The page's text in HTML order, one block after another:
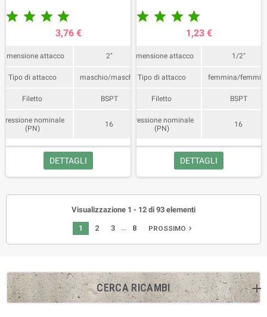
   
3,76 €
Dimensione attacco 2"
Tipo di attacco maschio/maschio
Filetto BSPT
Pressione nominale
(PN)
16
DETTAGLI
   
1,23 €
Dimensione attacco 1/2"
Tipo di attacco femmina/
Filetto BSPT
Pressione nominale
(PN)
16
DETTAGLI
Visualizzazione 1 - 12 di 93 elementi
1 2 3 … 8 PROSSIMO navigate_next
CERCA RICAMBI